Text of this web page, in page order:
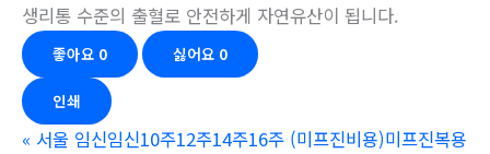
생리통 수준의 출혈로 안전하게 자연유산이 됩니다.
좋아요 0 싫어요 0
인쇄
« 서울 임신임신10주12주14주16주 (미프진비용)미프진복용